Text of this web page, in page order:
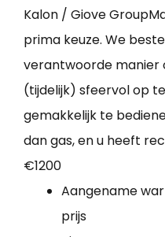
Kalon / Giove
prima keuze. We
verantwoorde manier
(tijdelijk) sfeervol op
gemakkelijk te
dan gas, en u heeft
€1200
Aangename
prijs